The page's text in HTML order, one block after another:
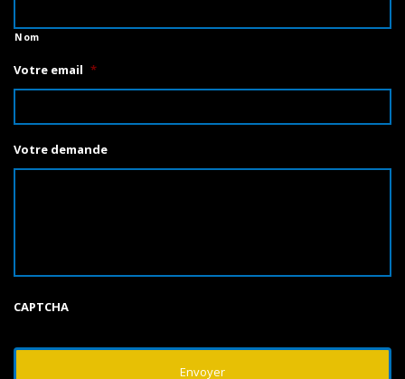
Nom
Votre email *
Votre demande
CAPTCHA